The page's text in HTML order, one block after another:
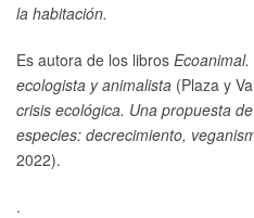
la habitación.
Es autora de los libros
ecologista y animalista (Plaza y
crisis ecológica. Una propuesta
especies: decrecimiento,
2022).
.